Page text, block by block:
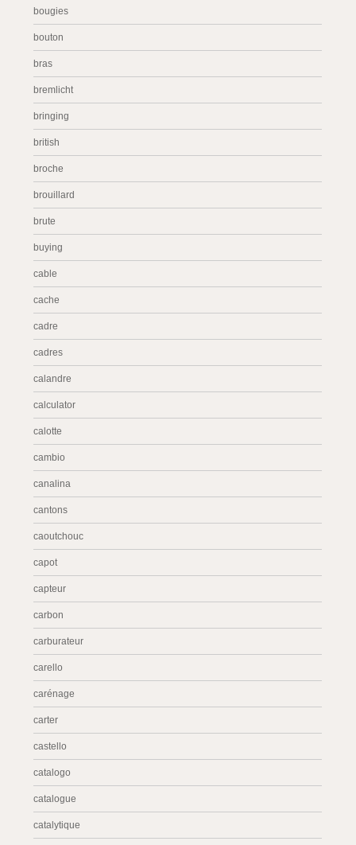
bougies
bouton
bras
bremlicht
bringing
british
broche
brouillard
brute
buying
cable
cache
cadre
cadres
calandre
calculator
calotte
cambio
canalina
cantons
caoutchouc
capot
capteur
carbon
carburateur
carello
carénage
carter
castello
catalogo
catalogue
catalytique